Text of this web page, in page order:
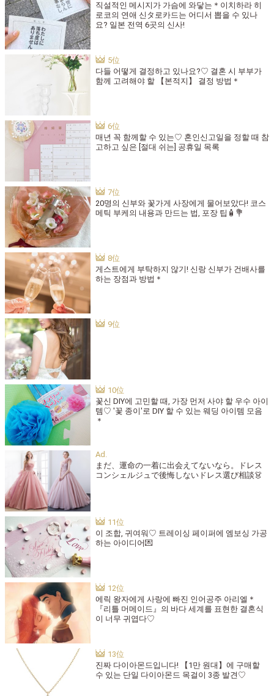
직설적인 메시지가 가슴에 와닿는＊이치하라 히
로코의 연애 신タ로카드는 어디서 뽑을 수 있나
요? 일본 전역 6곳의 신사!
다들 어떻게 결정하고 있나요?♡ 결혼 시 부부가
함께 고려해야 할 【본적지】 결정 방법＊
매년 꼭 함께할 수 있는♡ 혼인신고일을 정할 때 참
고하고 싶은 [절대 쉬는] 공휴일 목록
20명의 신부와 꽃가게 사장에게 물어보았다! 코스
메틱 부케의 내용과 만드는 법, 포장 팁🧴💐
게스트에게 부탁하지 않기! 신랑 신부가 건배사를
하는 장점과 방법＊
꽃신 DIY에 고민할 때, 가장 먼저 사야 할 우수 아이
템♡ '꽃 종이'로 DIY 할 수 있는 웨딩 아이템 모음
＊
まだ、運命の一着に出会えてないなら。ドレス
コンシェルジュで後悔しないドレス選び相談👗
이 조합, 귀여워♡ 트레이싱 페이퍼에 엠보싱 가공
하는 아이디어💌
에릭 왕자에게 사랑에 빠진 인어공주 아리엘＊
『리틀 머메이드』의 바다 세계를 표현한 결혼식
이 너무 귀엽다♡
진짜 다이아몬드입니다! 【1만 원대】에 구매할
수 있는 단일 다이아몬드 목걸이 3종 발견♡